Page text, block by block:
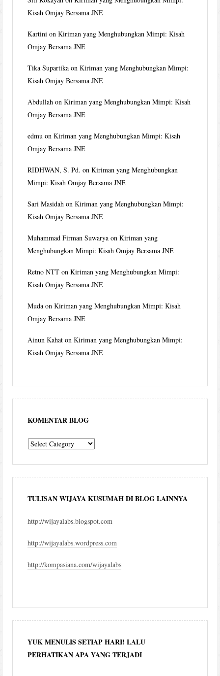
Kisah Omjay Bersama JNE
Kartini onKiriman yang Menghubungkan Mimpi: Kisah
Omjay Bersama JNE
Tika Supartika onKiriman yang Menghubungkan Mimpi:
Kisah Omjay Bersama JNE
Abdullah onKiriman yang Menghubungkan Mimpi: Kisah
Omjay Bersama JNE
edmu onKiriman yang Menghubungkan Mimpi: Kisah
Omjay Bersama JNE
RIDHWAN, S. Pd. onKiriman yang Menghubungkan
Mimpi: Kisah Omjay Bersama JNE
Sari Masidah onKiriman yang Menghubungkan Mimpi:
Kisah Omjay Bersama JNE
Muhammad Firman Suwarya onKiriman yang
Menghubungkan Mimpi: Kisah Omjay Bersama JNE
Retno NTT onKiriman yang Menghubungkan Mimpi:
Kisah Omjay Bersama JNE
Muda onKiriman yang Menghubungkan Mimpi: Kisah
Omjay Bersama JNE
Ainun Kahat onKiriman yang Menghubungkan Mimpi:
Kisah Omjay Bersama JNE
KOMENTAR BLOG
komentar
TULISAN WIJAYA KUSUMAH DI BLOG LAINNYA
http://wijayalabs.blogspot.com
http://wijayalabs.wordpress.com
http://kompasiana.com/wijayalabs
YUK MENULIS SETIAP HARI! LALU
PERHATIKAN APA YANG TERJADI